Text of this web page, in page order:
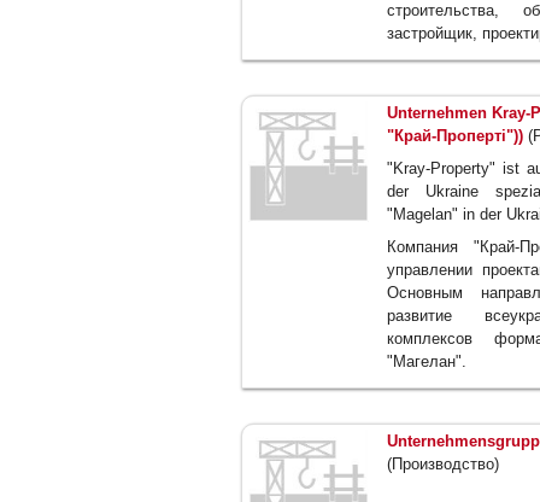
строительства,
застройщик,
Unternehmen
"Край-Пропертi"))
"Kray-Property" ist
der Ukraine
"Magelan" in der
Компания "Край-
управлении
Основным
развитие
комплексов
"Магелан".
(Производство)